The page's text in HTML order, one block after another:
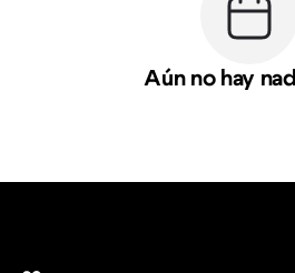
Aún no hay